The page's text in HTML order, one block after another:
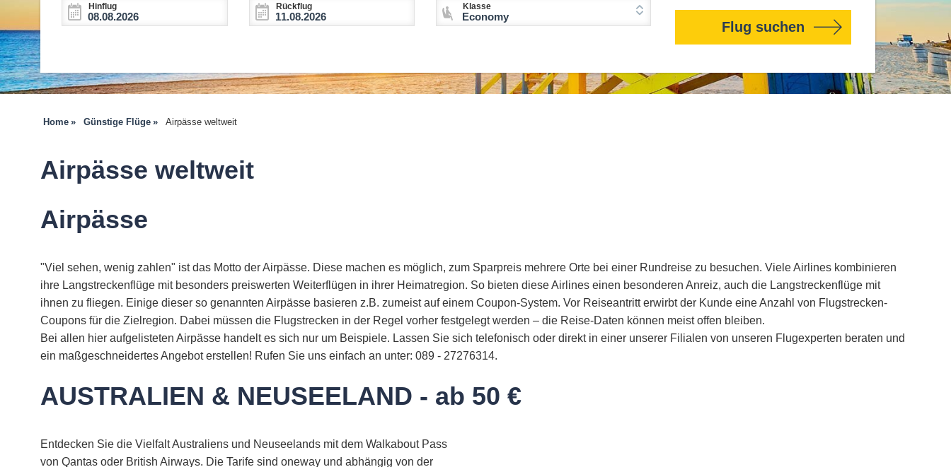
Hinflug Rückflug Klasse
Economy
Flug suchen
Home Günstige Flüge Airpässe weltweit
Airpässe weltweit
Airpässe
"Viel sehen, wenig zahlen" ist das Motto der Airpässe. Diese machen es möglich, zum Sparpreis mehrere Orte bei einer Rundreise zu besuchen. Viele Airlines kombinieren
ihre Langstreckenflüge mit besonders preiswerten Weiterflügen in ihrer Heimatregion. So bieten diese Airlines einen besonderen Anreiz, auch die Langstreckenflüge mit
ihnen zu fliegen. Einige dieser so genannten Airpässe basieren z.B. zumeist auf einem Coupon-System. Vor Reiseantritt erwirbt der Kunde eine Anzahl von Flugstrecken-
Coupons für die Zielregion. Dabei müssen die Flugstrecken in der Regel vorher festgelegt werden – die Reise-Daten können meist offen bleiben.
Bei allen hier aufgelisteten Airpässe handelt es sich nur um Beispiele. Lassen Sie sich telefonisch oder direkt in einer unserer Filialen von unseren Flugexperten beraten und
ein maßgeschneidertes Angebot erstellen! Rufen Sie uns einfach an unter: 089 - 27276314.
AUSTRALIEN & NEUSEELAND - ab 50 €
Entdecken Sie die Vielfalt Australiens und Neuseelands mit dem Walkabout Pass
von Qantas oder British Airways. Die Tarife sind oneway und abhängig von der